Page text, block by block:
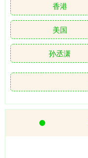
香港
美国
孙丞潇